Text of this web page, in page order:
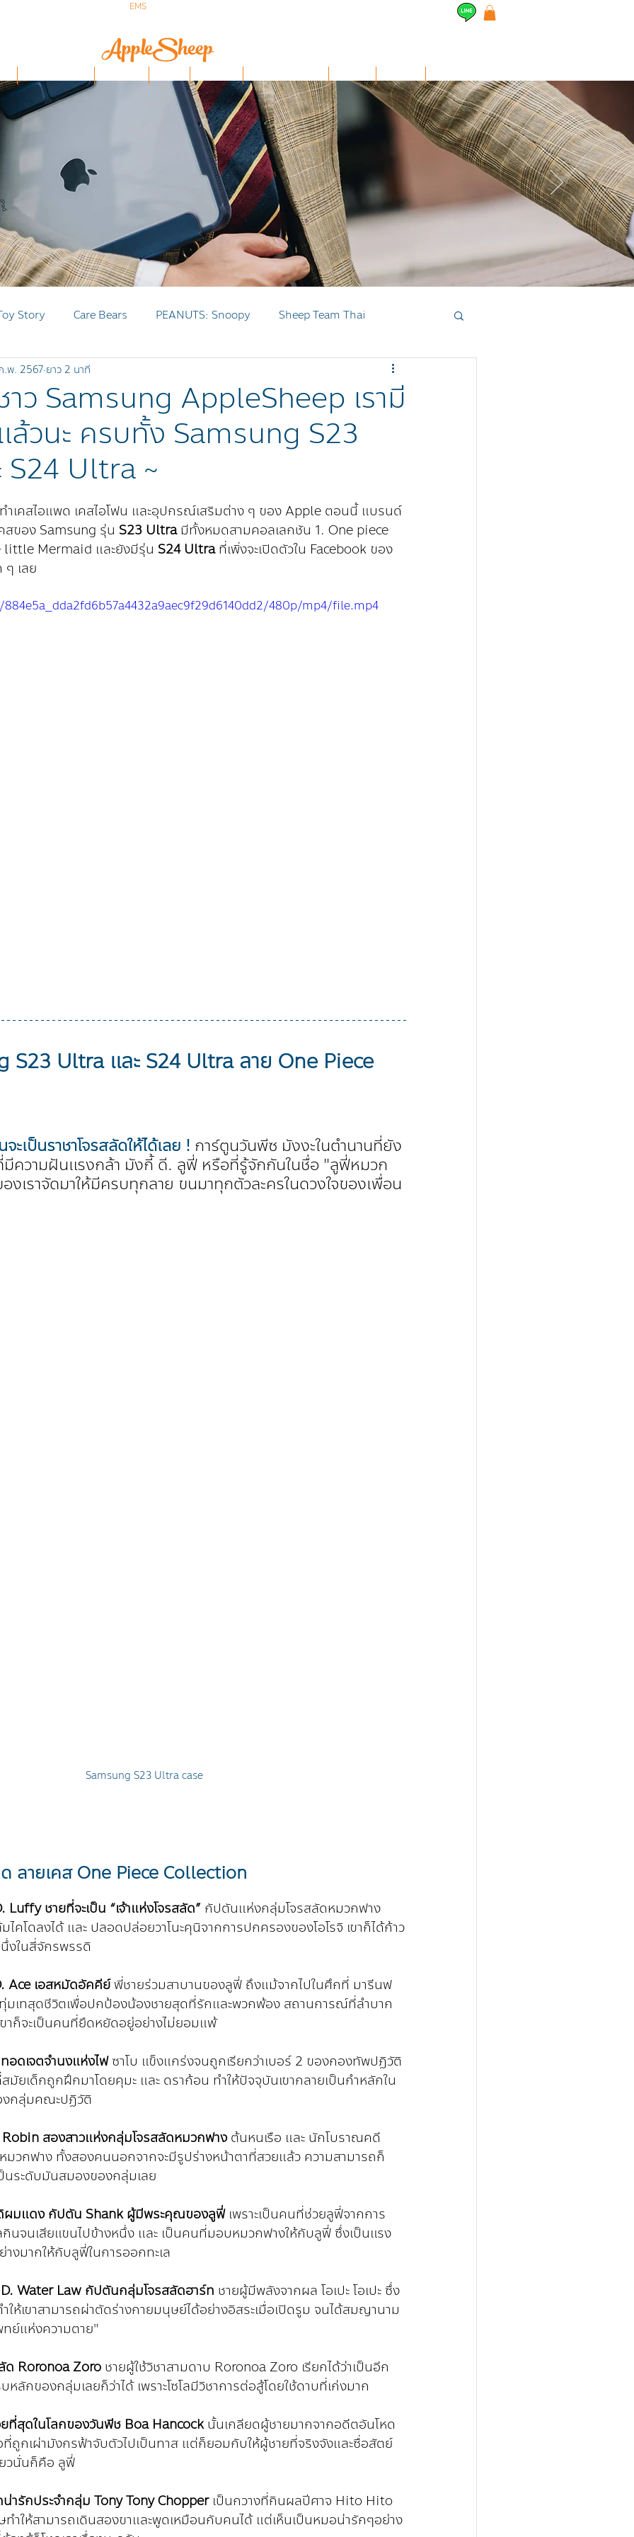
EMS
Story Care Bears PEANUTS: Snoopy Sheep Team Thai
MICKEY AND FRIENDS Sanrio
SHEEP OG BLEACH
ว Samsung AppleSheep เรามี
ล้วนะ ครบทั้ง Samsung S23
Ultra ~
.พ. 2567 ยาว 2 นาที
ำเคสไอแพด เคสไอโฟน และอุปกรณ์เสริมต่าง ๆ ของ Apple ตอนนี้ แบรนด์
สของ Samsung รุ่น S23 Ultra มีทั้งหมดสามคอลเลกชัน 1. One piece
little Mermaid และยังมีรุ่น S24 Ultra ที่เพิ่งจะเปิดตัวใน Facebook ของ
เลย
480p/mp4/file.mp4
S23 Ultra และ S24 Ultra ลาย One Piece
ะเป็นราชาโจรสลัดให้ได้เลย ! การ์ตูนวันพีซ มังงะในตำนานที่ยัง
ความฝันแรงกล้า มังกี้ ดี. ลูฟี่ หรือที่รู้จักกันในชื่อ "ลูฟี่หมวก
เราจัดมาให้มีครบทุกลาย ขนมาทุกตัวละครในดวงใจของเพื่อน
Samsung S23 Ultra case
ด ลายเคส One Piece Collection
Luffy ชายที่จะเป็น “เจ้าแห่งโจรสลัด” กัปตันแห่งกลุ่มโจรสลัดหมวกฟาง
ไคโดลงได้ และ ปลอดปล่อยวาโนะคุนิจากการปกครองของโอโรจิ เขาก็ได้ก้าว
งในสี่จักรพรรดิ
Ace เอสหมัดอัคคีย์ พี่ชายร่วมสาบานของลูฟี่ ถึงแม้จากไปในศึกที่ มารีนฟ
ทุ่มเทสุดชีวิตเพื่อปกป้องน้องชายสุดที่รักและพวกพ้อง สถานการณ์ที่ลำบาก
าก็จะเป็นคนที่ยืดหยัดอยู่อย่างไม่ยอมแพ้
อดเจตจำนงแห่งไฟ ซาโบ แข็งแกร่งจนถูกเรียกว่าเบอร์ 2 ของกองทัพปฏิวัติ
มัยเด็กถูกฝึกมาโดยคุมะ และ ดราก้อน ทำให้ปัจจุบันเขากลายเป็นกำหลักใน
งกลุ่มคณะปฏิวัติ
สองสาวแห่งกลุ่มโจรสลัดหมวกฟาง ต้นหนเรือ และ นักโบราณคดี
มวกฟาง ทั้งสองคนนอกจากจะมีรูปร่างหน้าตาที่สวยแล้ว ความสามารถก็
ป็นระดับมันสมองของกลุ่มเลย
ผมแดง กัปตัน Shank ผู้มีพระคุณของลูฟี่ เพราะเป็นคนที่ช่วยลูฟี่จากการ
ลกินจนเสียแขนไปข้างหนึ่ง และ เป็นคนที่มอบหมวกฟางให้กับลูฟี่ ซึ่งเป็นแรง
างมากให้กับลูฟี่ในการออกทะเล
Water Law กัปตันกลุ่มโจรสลัดฮาร์ท ชายผู้มีพลังจากผล โอเปะ โอเปะ ซึ่ง
ให้เขาสามารถผ่าตัดร่างกายมนุษย์ได้อย่างอิสระเมื่อเปิดรูม จนได้สมญานาม
ย์แห่งความตาย"
ด Roronoa Zoro ชายผู้ใช้วิชาสามดาบ Roronoa Zoro เรียกได้ว่าเป็นอีก
หลักของกลุ่มเลยก็ว่าได้ เพราะโซโลมีวิชาการต่อสู้โดยใช้ดาบที่เก่งมาก
สุดในโลกของวันพีช Boa Hancock นั้นเกลียดผู้ชายมากจากอดีตอันโหด
ที่ถูกเผ่ามังกรฟ้าจับตัวไปเป็นทาส แต่ก็ยอมกับให้ผู้ชายที่จริงจังและซื่อสัตย์
วนั่นก็คือ ลูฟี่
รักประจำกลุ่ม Tony Tony Chopper เป็นกวางที่กินผลปีศาจ Hito Hito
ำให้สามารถเดินสองขาและพูดเหมือนกับคนได้ แต่เห็นเป็นหมอน่ารักๆอย่าง